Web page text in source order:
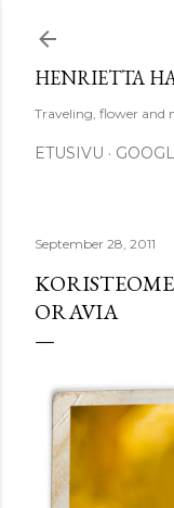
HENRIETTA
Traveling, flower
ETUSIVU
September 28, 2011
ORAVIA